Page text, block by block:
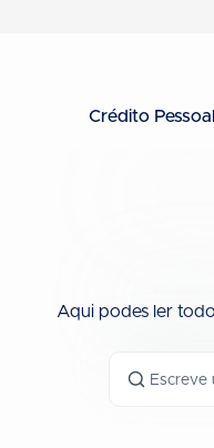
Crédito Pessoal
Aqui podes ler